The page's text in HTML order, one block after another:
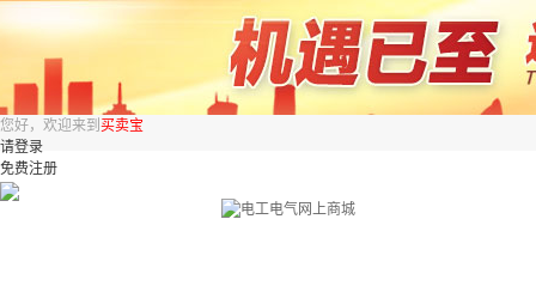
您好，欢迎来到 买卖宝
请登录
免费注册